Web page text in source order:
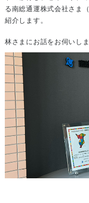
る南総通運株式会社さま
紹介します。
林さまにお話をお伺いしま